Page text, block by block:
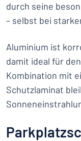
durch seine
– selbst bei
Aluminium ist
damit ideal für
Kombination mit
Schutzlaminat